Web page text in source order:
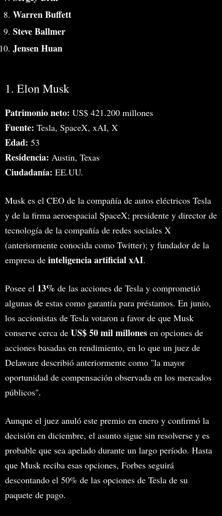
Warren Buffett
Steve Ballmer
Jensen Huan
1. Elon Musk
Patrimonio neto: US$ 421.200 millones
Fuente: Tesla, SpaceX, xAI, X
Edad: 53
Residencia: Austin, Texas
Ciudadanía: EE.UU.
Musk es el CEO de la compañía de autos eléctricos Tesla
y de la firma aeroespacial SpaceX; presidente y director de
tecnología de la compañía de redes sociales X
(anteriormente conocida como Twitter); y fundador de la
empresa de inteligencia artificial xAI.
Posee el 13% de las acciones de Tesla y comprometió
algunas de estas como garantía para préstamos. En junio,
los accionistas de Tesla votaron a favor de que Musk
conserve cerca de US$ 50 mil millones en opciones de
acciones basadas en rendimiento, en lo que un juez de
Delaware describió anteriormente como "la mayor
oportunidad de compensación observada en los mercados
públicos".
Aunque el juez anuló este premio en enero y confirmó la
decisión en diciembre, el asunto sigue sin resolverse y es
probable que sea apelado durante un largo período. Hasta
que Musk reciba esas opciones, Forbes seguirá
descontando el 50% de las opciones de Tesla de su
paquete de pago.